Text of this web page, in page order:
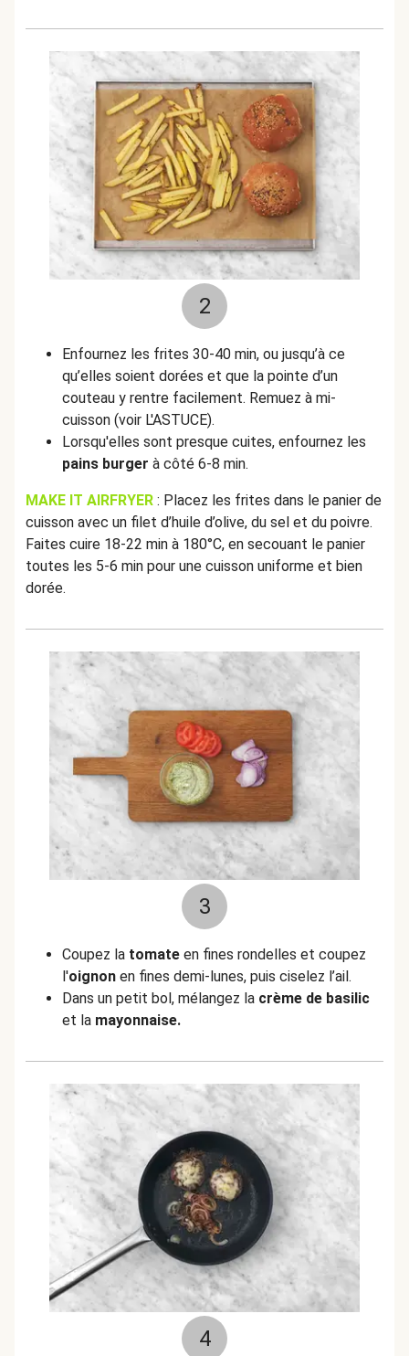
2
Enfournez les frites 30-40 min, ou jusqu’à ce
qu’elles soient dorées et que la pointe d’un
couteau y rentre facilement. Remuez à mi-
cuisson (voir L'ASTUCE).
Lorsqu'elles sont presque cuites, enfournez les
pains burger à côté 6-8 min.
MAKE IT AIRFRYER : Placez les frites dans le panier de
cuisson avec un filet d’huile d’olive, du sel et du poivre.
Faites cuire 18-22 min à 180°C, en secouant le panier
toutes les 5-6 min pour une cuisson uniforme et bien
dorée.
3
Coupez la tomate en fines rondelles et coupez
l'oignon en fines demi-lunes, puis ciselez l’ail.
Dans un petit bol, mélangez la crème de basilic
et la mayonnaise.
4